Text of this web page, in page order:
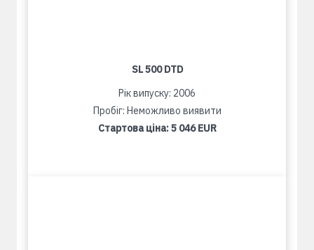
SL 500 DTD
Рік випуску: 2006
Пробіг: Неможливо виявити
Стартова ціна:5 046 EUR